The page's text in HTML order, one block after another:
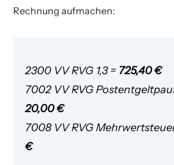
Rechnung aufmachen:
2300 VV RVG 1,3 = 725,40 €
7002 VV RVG
20,00 €
7008 VV RVG
€